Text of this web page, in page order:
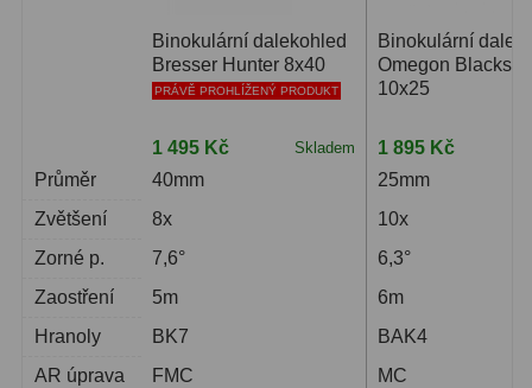
Průměr
Zvětšení
Zorné p.
Zaostření
Hranoly
AR úprava
Binokulární dalekohled
Bresser Hunter 8x40
PRÁVĚ PROHLÍŽENÝ PRODUKT
1 495 Kč Skladem
40mm
8x
7,6°
5m
BK7
FMC
Binokulární
Omegon
10x25
1 895 Kč
25mm
10x
6,3°
6m
BAK4
MC